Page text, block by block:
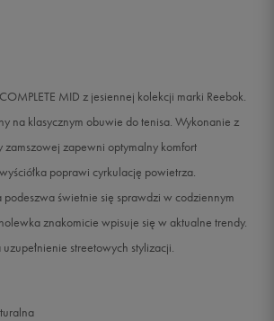
Powiadom o dostępności
Powiadom o dostępności
MID z jesiennej kolekcji marki Reebok.
na klasycznym obuwie do tenisa. Wykonanie z
zamszowej zapewni optymalny komfort
poprawi cyrkulację powietrza.
świetnie się sprawdzi w codziennym
znakomicie wpisuje się w aktualne trendy.
streetowych stylizacji.